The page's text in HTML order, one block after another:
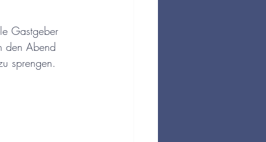
Gastgeber
den Abend
sprengen.